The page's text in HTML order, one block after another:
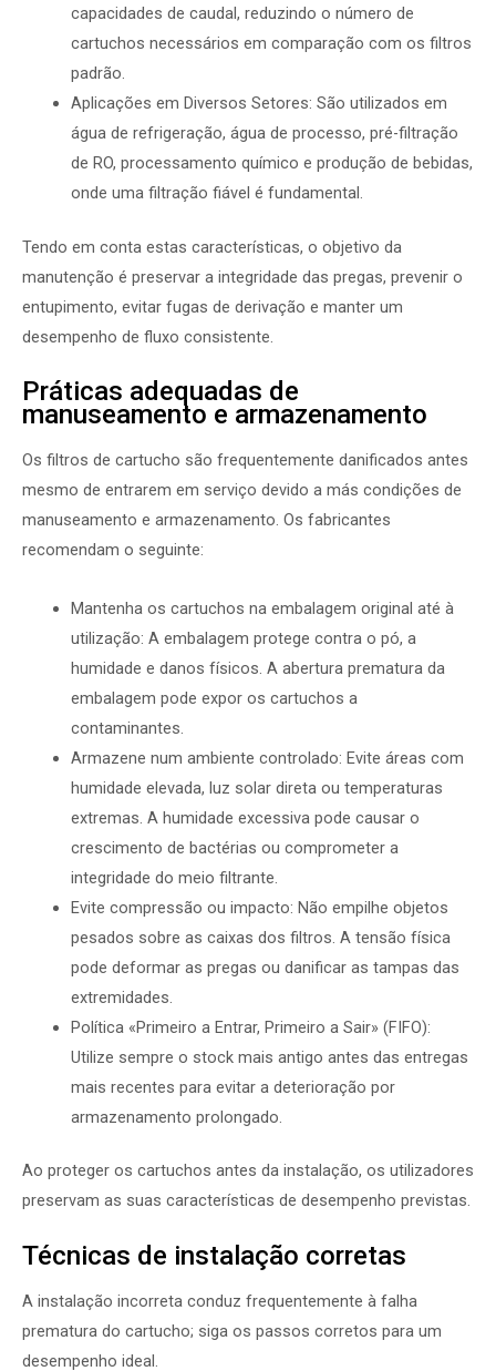
capacidades de caudal, reduzindo o número de
cartuchos necessários em comparação com os filtros
padrão.
Aplicações em Diversos Setores: São utilizados em
água de refrigeração, água de processo, pré-filtração
de RO, processamento químico e produção de bebidas,
onde uma filtração fiável é fundamental.
Tendo em conta estas características, o objetivo da
manutenção é preservar a integridade das pregas, prevenir o
entupimento, evitar fugas de derivação e manter um
desempenho de fluxo consistente.
Práticas adequadas de
manuseamento e armazenamento
Os filtros de cartucho são frequentemente danificados antes
mesmo de entrarem em serviço devido a más condições de
manuseamento e armazenamento. Os fabricantes
recomendam o seguinte:
Mantenha os cartuchos na embalagem original até à
utilização: A embalagem protege contra o pó, a
humidade e danos físicos. A abertura prematura da
embalagem pode expor os cartuchos a
contaminantes.
Armazene num ambiente controlado: Evite áreas com
humidade elevada, luz solar direta ou temperaturas
extremas. A humidade excessiva pode causar o
crescimento de bactérias ou comprometer a
integridade do meio filtrante.
Evite compressão ou impacto: Não empilhe objetos
pesados sobre as caixas dos filtros. A tensão física
pode deformar as pregas ou danificar as tampas das
extremidades.
Política «Primeiro a Entrar, Primeiro a Sair» (FIFO):
Utilize sempre o stock mais antigo antes das entregas
mais recentes para evitar a deterioração por
armazenamento prolongado.
Ao proteger os cartuchos antes da instalação, os utilizadores
preservam as suas características de desempenho previstas.
Técnicas de instalação corretas
A instalação incorreta conduz frequentemente à falha
prematura do cartucho; siga os passos corretos para um
desempenho ideal.